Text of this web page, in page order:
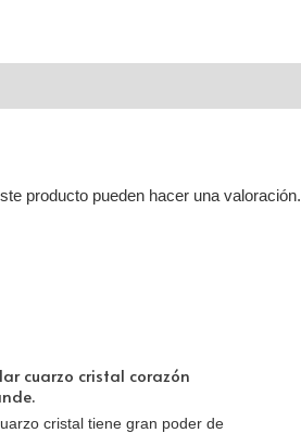
producto pueden hacer una valoración.
cuarzo cristal corazón
cristal tiene gran poder de